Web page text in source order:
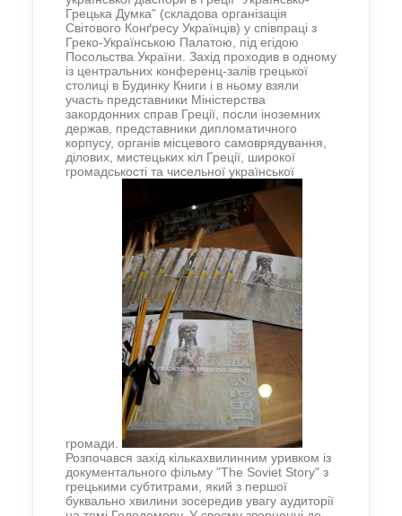
Грецька Думка” (складова організація
Світового Конґресу Українців) у співпраці з
Греко-Українською Палатою, під егідою
Посольства України. Захід проходив в одному
із центральних конференц-залів грецької
столиці в Будинку Книги і в ньому взяли
участь представники Міністерства
закордонних справ Греції, посли іноземних
держав, представники дипломатичного
корпусу, органів місцевого самоврядування,
ділових, мистецьких кіл Греції, широкої
громадськості та чисельної української
громади.
Розпочався захід кількахвилинним уривком із
документального фільму "The Soviet Story" з
грецькими субтитрами, який з першої
буквально хвилини зосередив увагу аудиторії